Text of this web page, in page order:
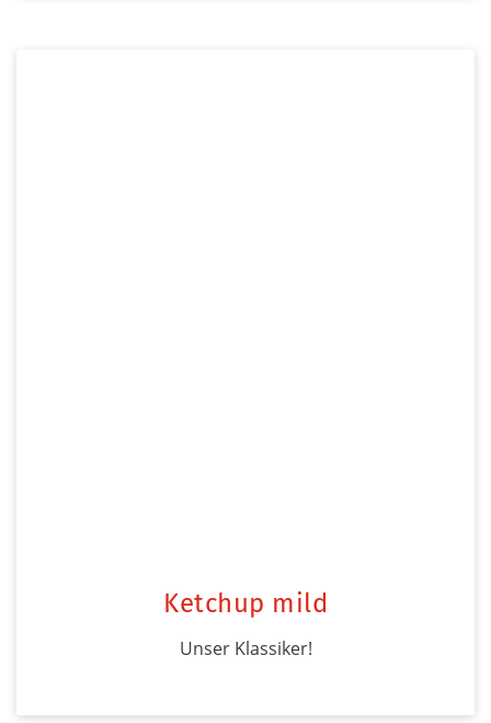
Ketchup mild
Unser Klassiker!